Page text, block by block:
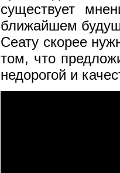
существует
ближайшем
Сеату скорее
том, что
недорогой и